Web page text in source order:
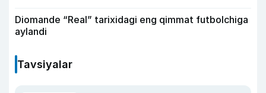
Diomande “Real” tarixidagi eng qimmat futbolchiga
aylandi
Tavsiyalar